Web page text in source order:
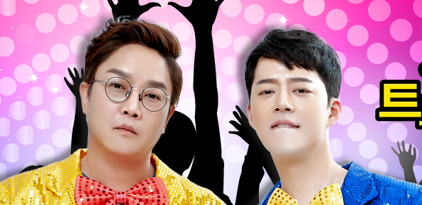
라디오 프로그램
음악FM 편성표
공지사항 및 새소식
시청자 의견
시청자위원회
고충처리인
클린센터
편성규약
아트홀 대관기준
견학안내
종류와 특성
방송광고의 절차
광고요금
원주MBC 공연행사
디지털트윈 전문인력 양성
해외문화탐방
국내문화기행